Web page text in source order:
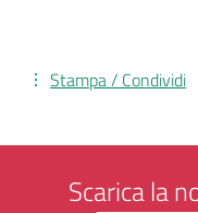
Stampa / Condividi
Scarica la